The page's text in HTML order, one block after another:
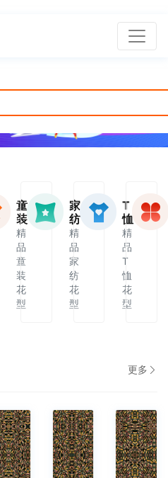
童
装
精
品
童
装
花
型
家
纺
精
品
家
纺
花
型
T
恤
精
品
T
恤
花
型
更多